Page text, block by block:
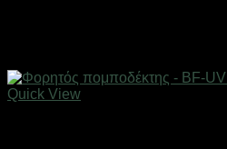
Quick View